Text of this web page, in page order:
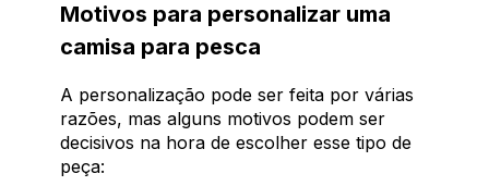
Motivos para personalizar uma
camisa para pesca
A personalização pode ser feita por várias
razões, mas alguns motivos podem ser
decisivos na hora de escolher esse tipo de
peça: